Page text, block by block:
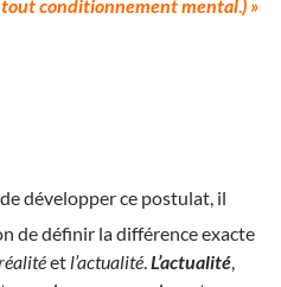
tout conditionnement mental ) »
développer ce postulat, il
de définir la différence exacte
et l’actualité L’actualité